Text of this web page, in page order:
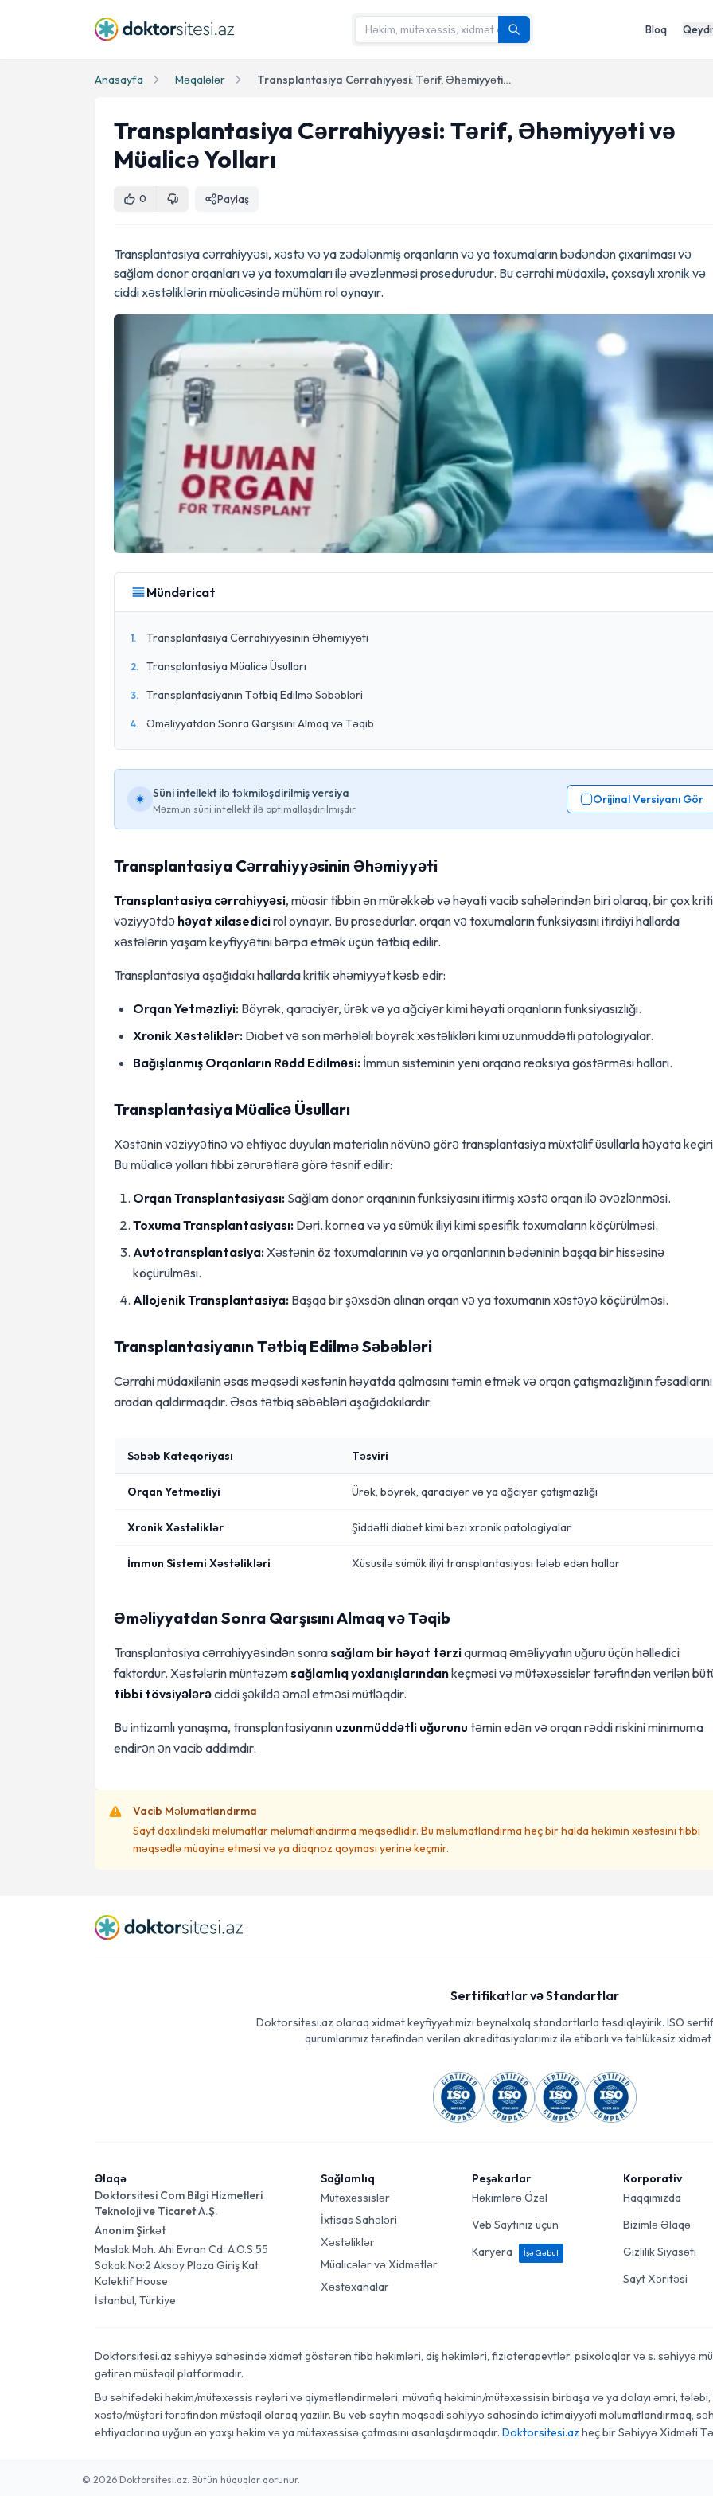
Bloq
Anasayfa Məqalələr Transplantasiya Cərrahiyyəsi: Tərif, Əhəmiyyəti və Müalicə Yolları
Transplantasiya Cərrahiyyəsi: Tərif, Əhəmiyyəti və
Müalicə Yolları
0 Paylaş
Transplantasiya cərrahiyyəsi, xəstə və ya zədələnmiş orqanların və ya toxumaların bədəndən çıxarılması və
sağlam donor orqanları və ya toxumaları ilə əvəzlənməsi prosedurudur. Bu cərrahi müdaxilə, çoxsaylı xronik və
ciddi xəstəliklərin müalicəsində mühüm rol oynayır.
Mündəricat
1. Transplantasiya Cərrahiyyəsinin Əhəmiyyəti
2. Transplantasiya Müalicə Üsulları
3. Transplantasiyanın Tətbiq Edilmə Səbəbləri
4. Əməliyyatdan Sonra Qarşısını Almaq və Təqib
Süni intellekt ilə təkmiləşdirilmiş versiya
Məzmun süni intellekt ilə optimallaşdırılmışdır
Orijinal Versiyanı Gör
Transplantasiya Cərrahiyyəsinin Əhəmiyyəti
Transplantasiya cərrahiyyəsi, müasir tibbin ən mürəkkəb və həyati vacib sahələrindən biri olaraq, bir çox
vəziyyətdə həyat xilasedicirol oynayır. Bu prosedurlar, orqan və toxumaların funksiyasını itirdiyi hallarda
xəstələrin yaşam keyfiyyətini bərpa etmək üçün tətbiq edilir.
Transplantasiya aşağıdakı hallarda kritik əhəmiyyət kəsb edir:
Orqan Yetməzliyi: Böyrək, qaraciyər, ürək və ya ağciyər kimi həyati orqanların funksiyasızlığı.
Xronik Xəstəliklər: Diabet və son mərhələli böyrək xəstəlikləri kimi uzunmüddətli patologiyalar.
Bağışlanmış Orqanların Rədd Edilməsi: İmmun sisteminin yeni orqana reaksiya göstərməsi halları.
Transplantasiya Müalicə Üsulları
Xəstənin vəziyyətinə və ehtiyac duyulan materialın növünə görə transplantasiya müxtəlif üsullarla həyata
Bu müalicə yolları tibbi zərurətlərə görə təsnif edilir:
Orqan Transplantasiyası: Sağlam donor orqanının funksiyasını itirmiş xəstə orqan ilə əvəzlənməsi.
Toxuma Transplantasiyası: Dəri, kornea və ya sümük iliyi kimi spesifik toxumaların köçürülməsi.
Autotransplantasiya:Xəstənin öz toxumalarının və ya orqanlarının bədəninin başqa bir hissəsinə
köçürülməsi.
Allojenik Transplantasiya: Başqa bir şəxsdən alınan orqan və ya toxumanın xəstəyə köçürülməsi.
Transplantasiyanın Tətbiq Edilmə Səbəbləri
Cərrahi müdaxilənin əsas məqsədi xəstənin həyatda qalmasını təmin etmək və orqan çatışmazlığının fəsadlarını
aradan qaldırmaqdır. Əsas tətbiq səbəbləri aşağıdakılardır:
Səbəb Kateqoriyası Təsviri
Orqan Yetməzliyi Ürək, böyrək, qaraciyər və ya ağciyər çatışmazlığı
Xronik Xəstəliklər Şiddətli diabet kimi bəzi xronik patologiyalar
İmmun Sistemi Xəstəlikləri Xüsusilə sümük iliyi transplantasiyası tələb edən hallar
Əməliyyatdan Sonra Qarşısını Almaq və Təqib
Transplantasiya cərrahiyyəsindən sonrasağlam bir həyat tərziqurmaq əməliyyatın uğuru üçün həlledici
faktordur. Xəstələrin müntəzəmsağlamlıq yoxlanışlarındankeçməsi və mütəxəssislər tərəfindən verilən
tibbi tövsiyələrəciddi şəkildə əməl etməsi mütləqdir.
Bu intizamlı yanaşma, transplantasiyanın uzunmüddətli uğurunu təmin edən və orqan rəddi riskini minimuma
endirən ən vacib addımdır.
Vacib Məlumatlandırma
Sayt daxilindəki məlumatlar məlumatlandırma məqsədlidir. Bu məlumatlandırma heç bir halda həkimin xəstəsini tibbi
məqsədlə müayinə etməsi və ya diaqnoz qoyması yerinə keçmir.
Sertifikatlar və Standartlar
Doktorsitesi.az olaraq xidmət keyfiyyətimizi beynəlxalq standartlarla təsdiqləyirik. ISO
qurumlarımız tərəfindən verilən akreditasiyalarımız ilə etibarlı və təhlükəsiz
Əlaqə
Doktorsitesi Com Bilgi Hizmetleri
Teknoloji ve Ticaret A.Ş.
Anonim Şirkət
Maslak Mah. Ahi Evran Cd. A.O.S 55
Sokak No:2 Aksoy Plaza Giriş Kat
Kolektif House
İstanbul, Türkiye
Sağlamlıq
Mütəxəssislər
İxtisas Sahələri
Xəstəliklər
Müalicələr və Xidmətlər
Xəstəxanalar
Peşəkarlar
Həkimlərə Özəl
Veb Saytınız üçün
Karyera
İşə Qəbul
Korporativ
Haqqımızda
Bizimlə Əlaqə
Gizlilik Siyasəti
Sayt Xəritəsi
Doktorsitesi.az səhiyyə sahəsində xidmət göstərən tibb həkimləri, diş həkimləri, fizioterapevtlər, psixoloqlar və s. səhiyyə
gətirən müstəqil platformadır.
Bu səhifədəki həkim/mütəxəssis rəyləri və qiymətləndirmələri, müvafiq həkimin/mütəxəssisin birbaşa və ya dolayı əmri,
xəstə/müştəri tərəfindən müstəqil olaraq yazılır. Bu veb saytın məqsədi səhiyyə sahəsində ictimaiyyəti məlumatlandırmaq,
ehtiyaclarına uyğun ən yaxşı həkim və ya mütəxəssisə çatmasını asanlaşdırmaqdır. Doktorsitesi.az heç bir Səhiyyə Xidməti
© 2026 Doktorsitesi.az. Bütün hüquqlar qorunur.